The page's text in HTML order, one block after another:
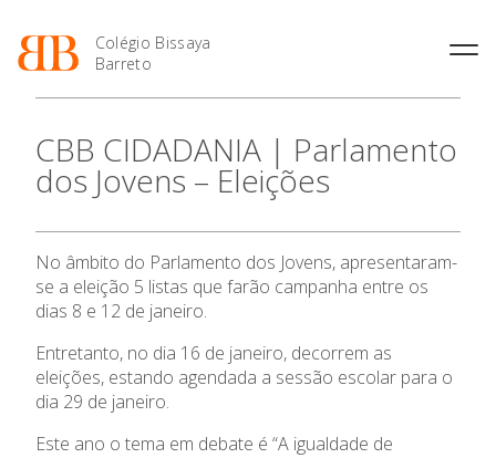
Colégio Bissaya
Barreto
O Colégio
Projeto Educativo
Organização
Colaboradores Não
Docentes
Instalações
Regulamentos
Jornal “O Coreto”
Privacidade
Oferta Formativa
Enriquecimento Curricular
Oferta Curricular
Sala de Estudo
Atividades de Interrupção
Academia de LínguasEnsino Profissional
Profissionais
Matrículas
Termalismo
Curso de Técnico/a de Apoio
à Família e à Comunidade
Ofertas de Emprego
2027
Calendários
de Educação
SIGE
Secretariado de Exames
CBB CIDADANIA | Parlamento
dos Jovens – Eleições
No âmbito do Parlamento dos Jovens, apresentaram-
se a eleição 5 listas que farão campanha entre os
dias 8 e 12 de janeiro.
Entretanto, no dia 16 de janeiro, decorrem as
eleições, estando agendada a sessão escolar para o
dia 29 de janeiro.
Este ano o tema em debate é “A igualdade de